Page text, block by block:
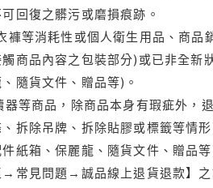
回復之髒污或磨損痕跡。
褲等消耗性或個人衛生用品、商
商品內容之包裝部分)或已非全
隨貨文件、贈品等)。
器等商品，除商品本身有瑕疵外
拆除吊牌、拆除貼膠或標籤等情
紙箱、保麗龍、隨貨文件、贈品等
常見問題→誠品線上退貨退款】之